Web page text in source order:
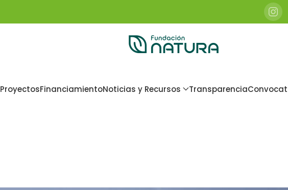
ProyectosFinanciamientoNoticias y Recursos Transparencia